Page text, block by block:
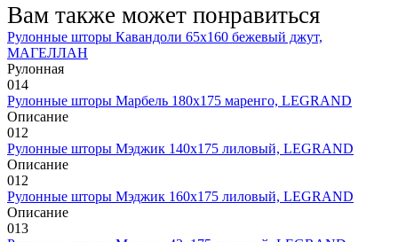
Вам также может понравиться
Рулонные шторы Кавандоли 65х160 бежевый джут,
МАГЕЛЛАН
Рулонная
014
Рулонные шторы Марбель 180х175 маренго, LEGRAND
Описание
012
Рулонные шторы Мэджик 140х175 лиловый, LEGRAND
Описание
012
Рулонные шторы Мэджик 160х175 лиловый, LEGRAND
Описание
013